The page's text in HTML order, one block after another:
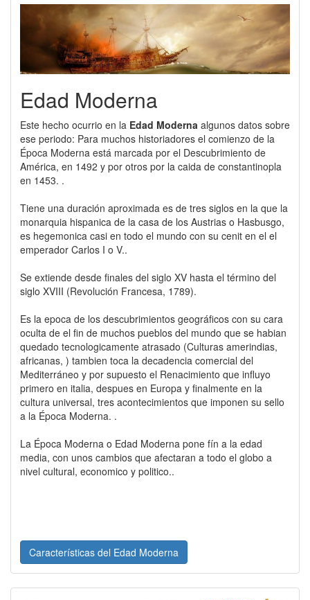
Edad Moderna
Este hecho ocurrio en la Edad Moderna algunos datos sobre
ese periodo: Para muchos historiadores el comienzo de la
Época Moderna está marcada por el Descubrimiento de
América, en 1492 y por otros por la caida de constantinopla
en 1453. .
Tiene una duración aproximada es de tres siglos en la que la
monarquia hispanica de la casa de los Austrias o Hasbusgo,
es hegemonica casi en todo el mundo con su cenit en el el
emperador Carlos I o V..
Se extiende desde finales del siglo XV hasta el término del
siglo XVIII (Revolución Francesa, 1789).
Es la epoca de los descubrimientos geográficos con su cara
oculta de el fin de muchos pueblos del mundo que se habian
quedado tecnologicamente atrasado (Culturas amerindias,
africanas, ) tambien toca la decadencia comercial del
Mediterráneo y por supuesto el Renacimiento que influyo
primero en italia, despues en Europa y finalmente en la
cultura universal, tres acontecimientos que imponen su sello
a la Época Moderna. .
La Época Moderna o Edad Moderna pone fín a la edad
media, con unos cambios que afectaran a todo el globo a
nivel cultural, economico y politico..
Características del Edad Moderna